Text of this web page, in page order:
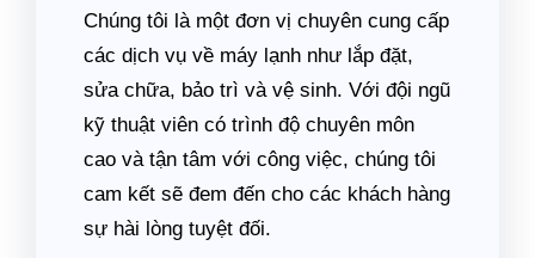
Chúng tôi là một đơn vị chuyên cung cấp
các dịch vụ về máy lạnh như lắp đặt,
sửa chữa, bảo trì và vệ sinh. Với đội ngũ
kỹ thuật viên có trình độ chuyên môn
cao và tận tâm với công việc, chúng tôi
cam kết sẽ đem đến cho các khách hàng
sự hài lòng tuyệt đối.